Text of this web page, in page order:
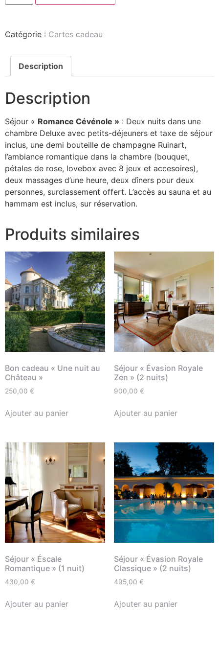
Catégorie : Cartes cadeau
Description
Description
Séjour « Romance Cévénole » : Deux nuits dans une
chambre Deluxe avec petits-déjeuners et taxe de séjour
inclus, une demi bouteille de champagne Ruinart,
l’ambiance romantique dans la chambre (bouquet,
pétales de rose, lovebox avec 8 jeux et accesoires),
deux massages d’une heure, deux dîners pour deux
personnes, surclassement offert. L’accès au sauna et au
hammam est inclus, sur réservation.
Produits similaires
Bon cadeau « Une nuit au
Château »
250,00 €
Ajouter au panier
Séjour « Évasion Royale
Zen » (2 nuits)
900,00 €
Ajouter au panier
Séjour « Éscale
Romantique » (1 nuit)
430,00 €
Ajouter au panier
Séjour « Évasion Royale
Classique » (2 nuits)
495,00 €
Ajouter au panier